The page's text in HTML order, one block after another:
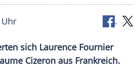
Uhr
sich Laurence Fournier
Cizeron aus Frankreich.